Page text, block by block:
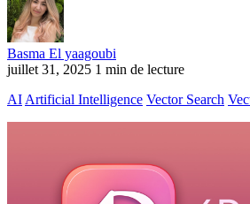
Basma El yaagoubi
juillet 31, 2025 1 min de lecture
AI Artificial Intelligence Vector Search